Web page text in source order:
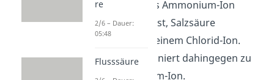
positiv geladenes Ammonium-Ion
( Kation). Du sagst, Salzsäure
deprotoniert zu einem Chlorid-Ion.
Ammoniak protoniert dahingegen zu
einem Ammonium-Ion.
re
2/6 – Dauer:
05:48
Flusssäure